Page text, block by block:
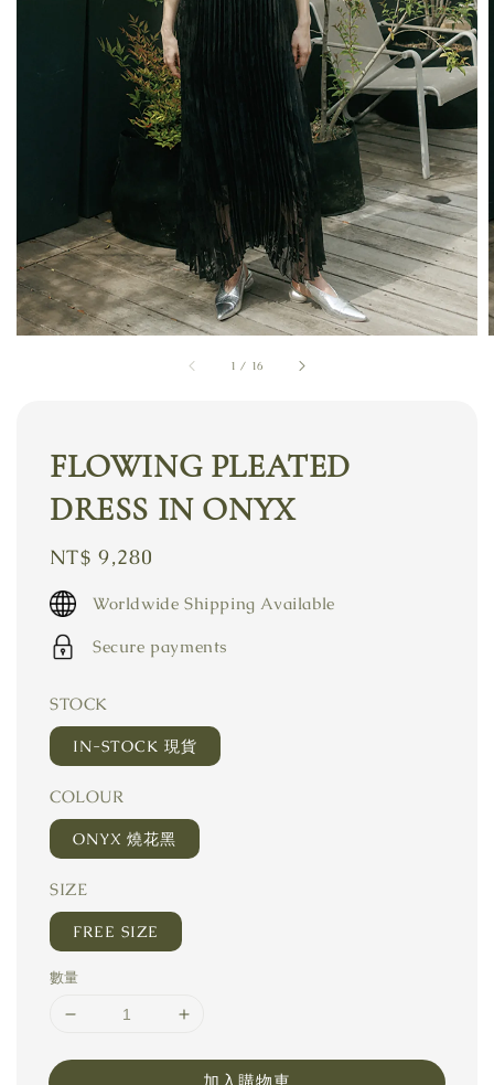
1 / 16
FLOWING PLEATED
DRESS IN ONYX
Regular
price
NT$ 9,280
Worldwide Shipping Available
Secure payments
STOCK
IN-STOCK 現貨
COLOUR
ONYX 燒花黑
SIZE
FREE SIZE
數量